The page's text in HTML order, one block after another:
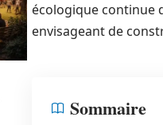
écologique continue
envisageant de
Sommaire